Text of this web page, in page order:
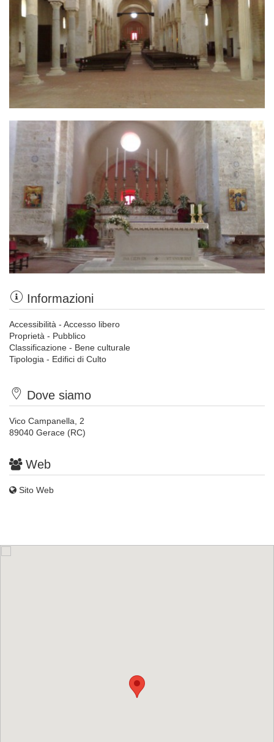
Informazioni
Accessibilità - Accesso libero
Proprietà - Pubblico
Classificazione - Bene culturale
Tipologia - Edifici di Culto
Dove siamo
Vico Campanella, 2
89040 Gerace (RC)
Web
Sito Web